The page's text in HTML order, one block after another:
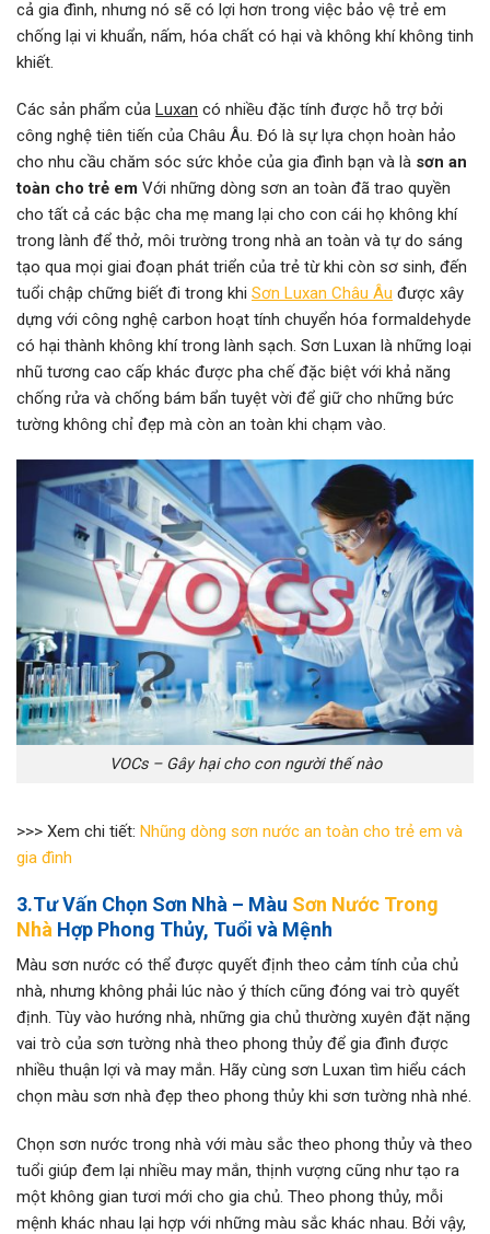
cả gia đình, nhưng nó sẽ có lợi hơn trong việc bảo vệ trẻ em
chống lại vi khuẩn, nấm, hóa chất có hại và không khí không tinh
khiết.
Các sản phẩm của Luxan có nhiều đặc tính được hỗ trợ bởi
công nghệ tiên tiến của Châu Âu. Đó là sự lựa chọn hoàn hảo
cho nhu cầu chăm sóc sức khỏe của gia đình bạn và là sơn an
toàn cho trẻ em Với những dòng sơn an toàn đã trao quyền
cho tất cả các bậc cha mẹ mang lại cho con cái họ không khí
trong lành để thở, môi trường trong nhà an toàn và tự do sáng
tạo qua mọi giai đoạn phát triển của trẻ từ khi còn sơ sinh, đến
tuổi chập chững biết đi trong khi Sơn Luxan Châu Âu được xây
dựng với công nghệ carbon hoạt tính chuyển hóa formaldehyde
có hại thành không khí trong lành sạch. Sơn Luxan là những loại
nhũ tương cao cấp khác được pha chế đặc biệt với khả năng
chống rửa và chống bám bẩn tuyệt vời để giữ cho những bức
tường không chỉ đẹp mà còn an toàn khi chạm vào.
VOCs – Gây hại cho con người thế nào
>>> Xem chi tiết: Nhũng dòng sơn nước an toàn cho trẻ em và
gia đình
3.Tư Vấn Chọn Sơn Nhà – Màu Sơn Nước Trong
Nhà Hợp Phong Thủy, Tuổi và Mệnh
Màu sơn nước có thể được quyết định theo cảm tính của chủ
nhà, nhưng không phải lúc nào ý thích cũng đóng vai trò quyết
định. Tùy vào hướng nhà, những gia chủ thường xuyên đặt nặng
vai trò của sơn tường nhà theo phong thủy để gia đình được
nhiều thuận lợi và may mắn. Hãy cùng sơn Luxan tìm hiểu cách
chọn màu sơn nhà đẹp theo phong thủy khi sơn tường nhà nhé.
Chọn sơn nước trong nhà với màu sắc theo phong thủy và theo
tuổi giúp đem lại nhiều may mắn, thịnh vượng cũng như tạo ra
một không gian tươi mới cho gia chủ. Theo phong thủy, mỗi
mệnh khác nhau lại hợp với những màu sắc khác nhau. Bởi vậy,